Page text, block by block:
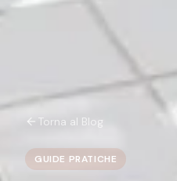
Torna al Blog
GUIDE PRATICHE